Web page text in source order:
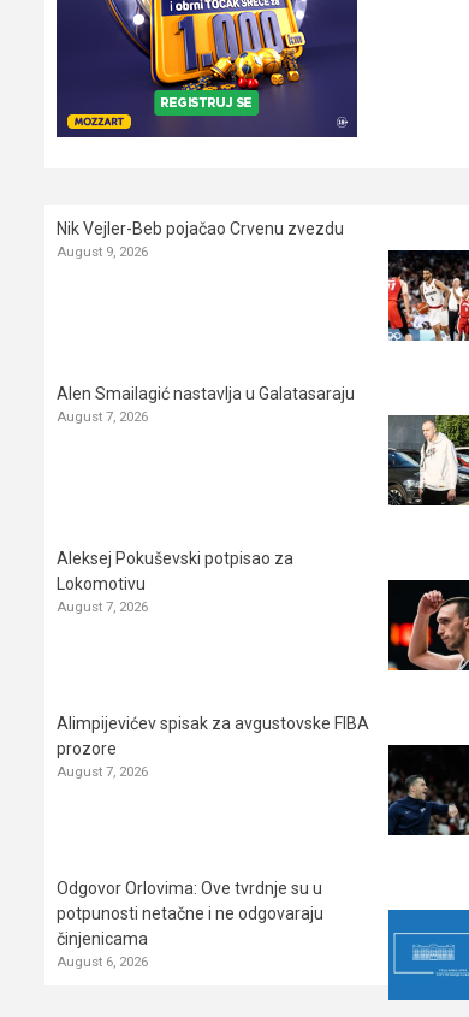
Nik Vejler-Beb pojačao Crvenu zvezdu
August 9, 2026
Alen Smailagić nastavlja u Galatasaraju
August 7, 2026
Aleksej Pokuševski potpisao za
Lokomotivu
August 7, 2026
Alimpijevićev spisak za avgustovske FIBA
prozore
August 7, 2026
Odgovor Orlovima: ​Ove tvrdnje su u
potpunosti netačne i ne odgovaraju
činjenicama
August 6, 2026